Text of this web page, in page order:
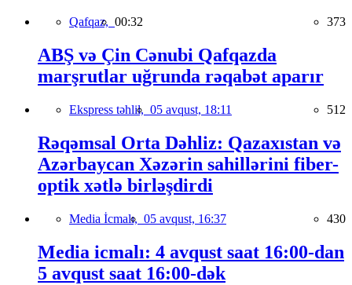
Qafqaz, 00:32 373
ABŞ və Çin Cənubi Qafqazda
marşrutlar uğrunda rəqabət aparır
Ekspress təhlil, 05 avqust, 18:11 512
Rəqəmsal Orta Dəhliz: Qazaxıstan və
Azərbaycan Xəzərin sahillərini fiber-
optik xətlə birləşdirdi
Media İcmalı, 05 avqust, 16:37 430
Media icmalı: 4 avqust saat 16:00-dan
5 avqust saat 16:00-dək